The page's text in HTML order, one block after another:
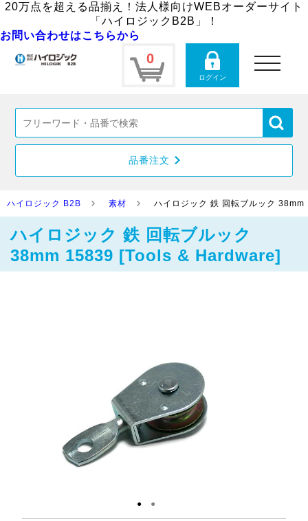
20万点を超える品揃え！法人様向けWEBオーダーサイト
「ハイロジックB2B」！
お問い合わせはこちらから
0
ログイン
toggle
navigation
品番注文
ハイロジック B2B 素材 ハイロジック 鉄 回転ブルック
ハイロジック 鉄 回転ブルック
38mm 15839 [Tools & Hardware]
● ●